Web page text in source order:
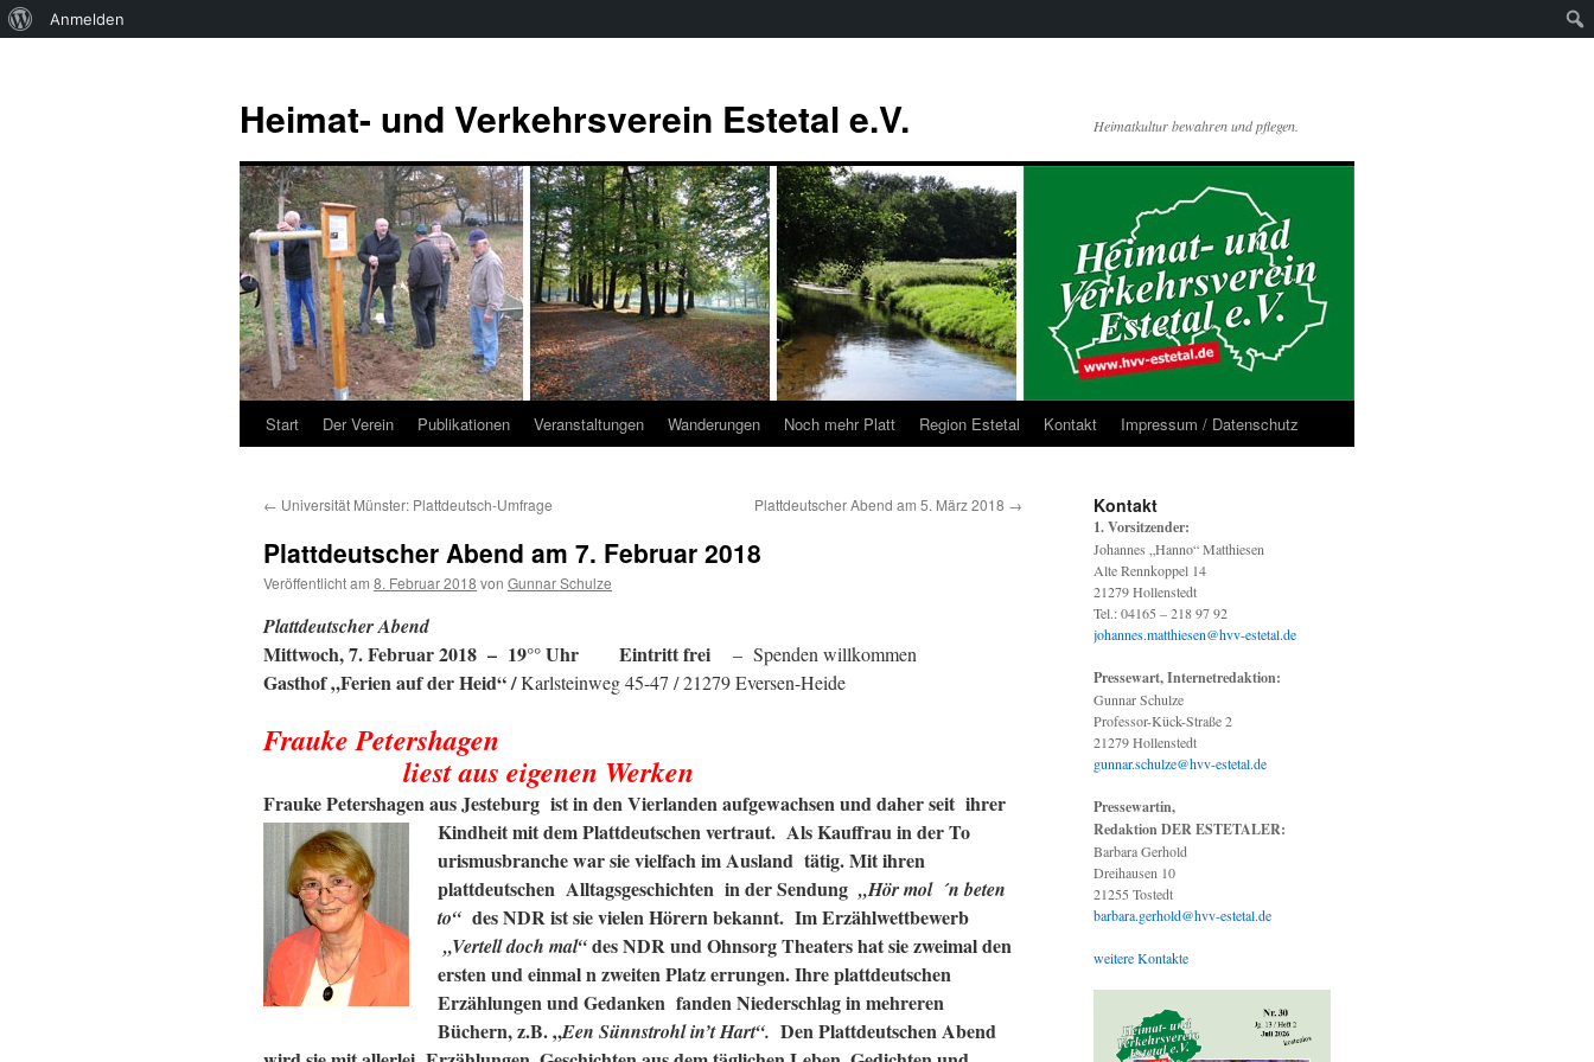
Über
Anmelden
springen
Heimat- und Verkehrsverein Estetal e.V. Heimatkultur bewahren und pflegen.
Start Der Verein Publikationen Veranstaltungen Wanderungen Noch mehr Platt Region Estetal Kontakt Impressum / Datenschutz
← Universität Münster: Plattdeutsch-Umfrage Plattdeutscher Abend am 5. März 2018 →
Plattdeutscher Abend am 7. Februar 2018
Veröffentlicht am 8. Februar 2018 von Gunnar Schulze
Plattdeutscher Abend
Mittwoch, 7. Februar 2018 – 19°° Uhr Eintritt frei – Spenden willkommen
Gasthof „Ferien auf der Heid“ /Karlsteinweg 45-47 / 21279 Eversen-Heide
Frauke Petershagen
liest aus eigenen Werken
Frauke Petershagen aus Jesteburg ist in den Vierlanden aufgewachsen und daher seit ihrer
Kindheit mit dem Plattdeutschen vertraut. Als Kauffrau inder To
urismusbranche war sie vielfach im Ausland tätig. Mit ihren
plattdeutschen Alltagsgeschichten in der Sendung „Hör mol ´n beten
to“ des NDR ist sie vielen Hörern bekannt. Im Erzählwettbewerb
„Vertell doch mal“des NDR und Ohnsorg Theaters hat sie zweimal den
ersten und einmal n zweiten Platz errungen. Ihre plattdeutschen
Erzählungen und Gedanken fanden Niederschlag in mehreren
Büchern, z.B. „Een Sünnstrohl in’t Hart“. Den Plattdeutschen Abend
Kontakt
1. Vorsitzender:
Johannes „Hanno“ Matthiesen
Alte Rennkoppel 14
21279 Hollenstedt
Tel.: 04165 – 218 97 92
johannes.matthiesen@hvv-estetal.de
Pressewart, Internetredaktion:
Gunnar Schulze
Professor-Kück-Straße 2
21279 Hollenstedt
gunnar.schulze@hvv-estetal.de
Pressewartin,
Redaktion DER ESTETALER:
Barbara Gerhold
Dreihausen 10
21255 Tostedt
barbara.gerhold@hvv-estetal.de
weitere Kontakte